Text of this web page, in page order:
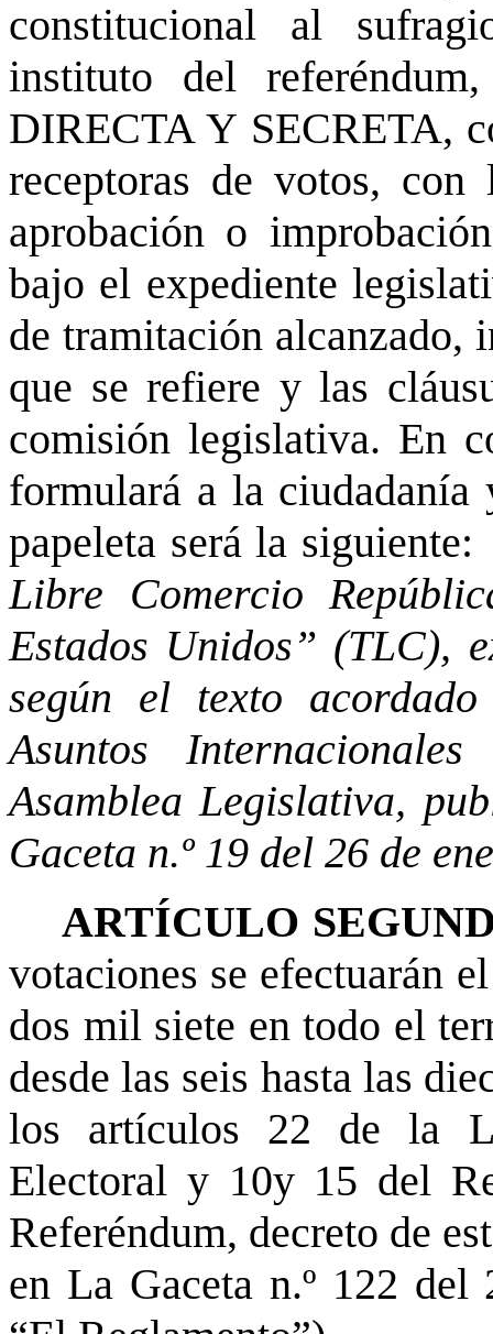
constitucional al
instituto del
DIRECTA Y SECRETA,
receptoras de votos,
aprobación o
bajo el expediente
de tramitación alcanzado,
que se refiere y las
comisión legislativa. En
formulará a la ciudadanía
papeleta será la siguiente:
Libre Comercio
Estados Unidos” (TLC),
según el texto
Asuntos
Asamblea Legislativa,
Gaceta n.º 19 del 26 de
ARTÍCULO
votaciones se efectuarán
dos mil siete en todo el
desde las seis hasta las
los artículos 22 de la
Electoral y 10y 15 del
Referéndum, decreto de
en La Gaceta n.º 122 del